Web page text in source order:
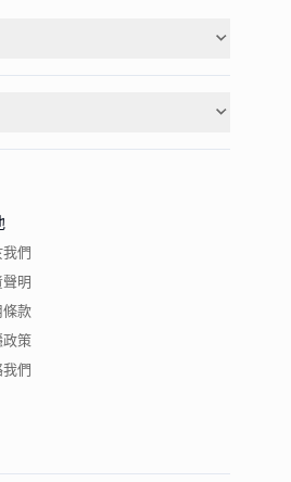
我們
明
條款
政策
們